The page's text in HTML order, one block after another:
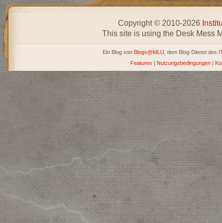
Copyright © 2010-2026
This site is using the Desk Mess
Ein Blog von Blogs@MLU, dem Blog-Dienst des
Features | Nutzungsbedingungen |